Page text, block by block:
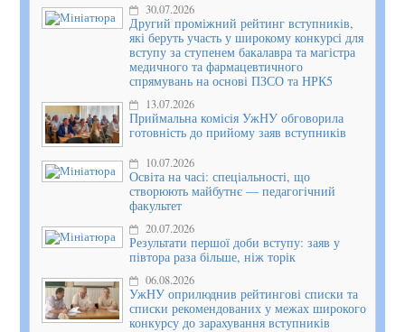
30.07.2026
Другий проміжний рейтинг вступників,
які беруть участь у широкому конкурсі для
вступу за ступенем бакалавра та магістра
медичного та фармацевтичного
спрямувань на основі ПЗСО та НРК5
13.07.2026
Приймальна комісія УжНУ обговорила
готовність до прийому заяв вступників
10.07.2026
Освіта на часі: спеціальності, що
створюють майбутнє — педагогічний
факультет
20.07.2026
Результати першої доби вступу: заяв у
півтора раза більше, ніж торік
06.08.2026
УжНУ оприлюднив рейтингові списки та
списки рекомендованих у межах широкого
конкурсу до зарахування вступників